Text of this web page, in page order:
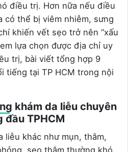
điều trị. Hơn nữa nếu điều
có thể bị viêm nhiễm, sưng
khiến vết sẹo trở nên “xấu
lựa chọn được địa chỉ uy
trị, bài viết tổng hợp 9
tiếng tại TP HCM trong nội
khám da liễu chuyên
đầu TPHCM
liễu khác như mụn, thâm,
sẹo thâm thường khó